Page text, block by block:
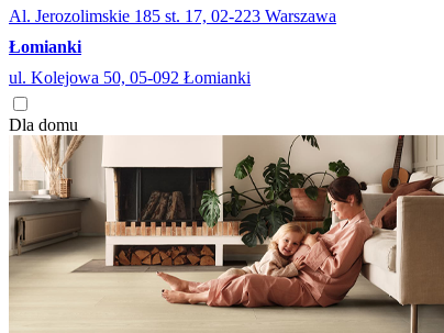
Al. Jerozolimskie 185 st. 17, 02-223 Warszawa
Łomianki
ul. Kolejowa 50, 05-092 Łomianki
Dla domu